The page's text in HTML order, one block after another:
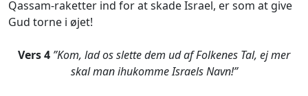
Qassam-raketter ind for at skade Israel, er som at give
Gud torne i øjet!
Vers 4 ”Kom, lad os slette dem ud af Folkenes Tal, ej mer
skal man ihukomme Israels Navn!”